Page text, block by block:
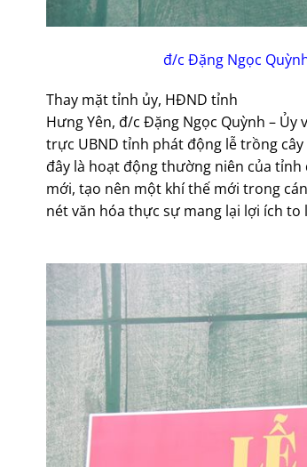
đ/c Đặng Ngọc
Thay mặt tỉnh ủy, HĐND tỉnh
Hưng Yên, đ/c Đặng Ngọc Quỳnh –
trực UBND tỉnh phát động lễ trồng
đây là hoạt động thường niên của
mới, tạo nên một khí thế mới trong
nét văn hóa thực sự mang lại lợi ích to